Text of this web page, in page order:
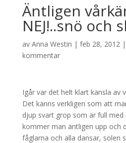
Äntligen
NEJ!..snö och
av Anna Westin | feb 28, 2012|
kommentar
Igår var det helt klart känsla av
Det känns verkligen som att
djup svart grop som är full med
kommer man äntligen upp och
fåglarna och alla dansar, solen